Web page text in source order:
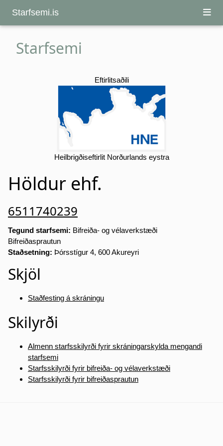
Starfsemi.is
Starfsemi
Eftirlitsaðili
Heilbrigðiseftirlit Norðurlands eystra
Höldur ehf.
6511740239
Tegund starfsemi: Bifreiða- og vélaverkstæði
Bifreiðasprautun
Staðsetning: Þórsstígur 4, 600 Akureyri
Skjöl
Staðfesting á skráningu
Skilyrði
Almenn starfsskilyrði fyrir skráningarskylda mengandi
starfsemi
Starfsskilyrði fyrir bifreiða- og vélaverkstæði
Starfsskilyrði fyrir bifreiðasprautun